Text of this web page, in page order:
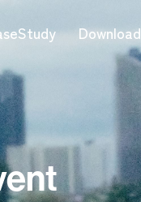
Download